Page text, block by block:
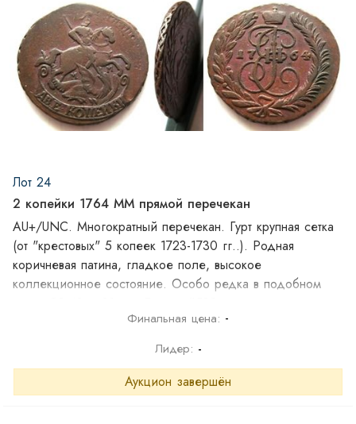
Лот 24
2 копейки 1764 ММ прямой перечекан
AU+/UNC. Многократный перечекан. Гурт крупная сетка
(от "крестовых" 5 копеек 1723-1730 гг..). Родная
коричневая патина, гладкое поле, высокое
коллекционное состояние. Особо редка в подобном
Финальная цена: -
Лидер: -
Аукцион завершён